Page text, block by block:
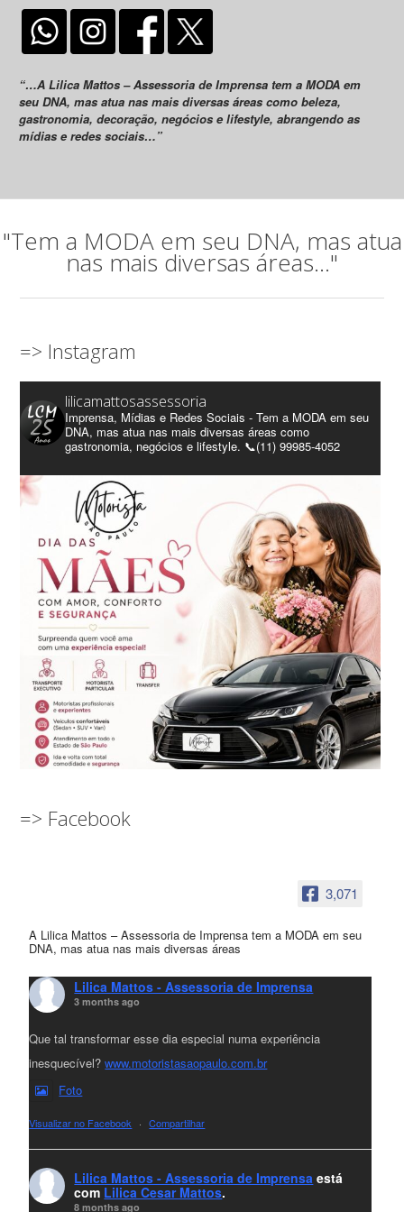
“…A Lilica Mattos – Assessoria de Imprensa tem a MODA em
seu DNA, mas atua nas mais diversas áreas como beleza,
gastronomia, decoração, negócios e lifestyle, abrangendo as
mídias e redes sociais…”
"Tem a MODA em seu DNA, mas atua
nas mais diversas áreas..."
=> Instagram
lilicamattosassessoria
Imprensa, Mídias e Redes Sociais - Tem a MODA em seu
DNA, mas atua nas mais diversas áreas como
gastronomia, negócios e lifestyle. 📞(11) 99985-4052
=> Facebook
3,071
A Lilica Mattos – Assessoria de Imprensa tem a MODA em seu
DNA, mas atua nas mais diversas áreas
Lilica Mattos - Assessoria de Imprensa
3 months ago
Que tal transformar esse dia especial numa experiência
inesquecível?www.motoristasaopaulo.com.br
Foto
Visualizar no Facebook · Compartilhar
Lilica Mattos - Assessoria de Imprensa está
com Lilica Cesar Mattos.
8 months ago